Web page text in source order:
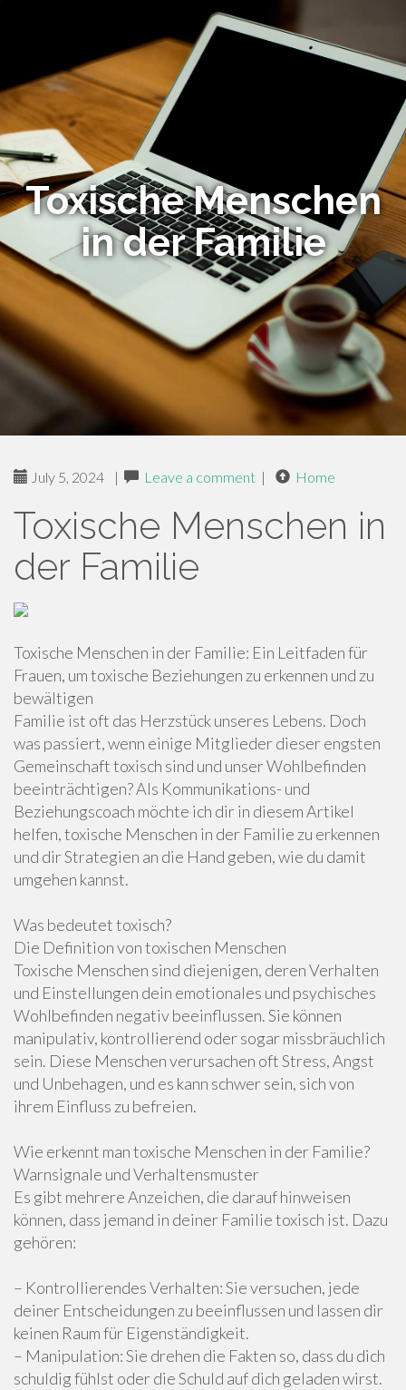
Toxische Menschen
in der Familie
July 5, 2024 | Leave a comment | Home
Toxische Menschen in
der Familie
Toxische Menschen in der Familie: Ein Leitfaden für
Frauen, um toxische Beziehungen zu erkennen und zu
bewältigen
Familie ist oft das Herzstück unseres Lebens. Doch
was passiert, wenn einige Mitglieder dieser engsten
Gemeinschaft toxisch sind und unser Wohlbefinden
beeinträchtigen? Als Kommunikations- und
Beziehungscoach möchte ich dir in diesem Artikel
helfen, toxische Menschen in der Familie zu erkennen
und dir Strategien an die Hand geben, wie du damit
umgehen kannst.
Was bedeutet toxisch?
Die Definition von toxischen Menschen
Toxische Menschen sind diejenigen, deren Verhalten
und Einstellungen dein emotionales und psychisches
Wohlbefinden negativ beeinflussen. Sie können
manipulativ, kontrollierend oder sogar missbräuchlich
sein. Diese Menschen verursachen oft Stress, Angst
und Unbehagen, und es kann schwer sein, sich von
ihrem Einfluss zu befreien.
Wie erkennt man toxische Menschen in der Familie?
Warnsignale und Verhaltensmuster
Es gibt mehrere Anzeichen, die darauf hinweisen
können, dass jemand in deiner Familie toxisch ist. Dazu
gehören:
– Kontrollierendes Verhalten: Sie versuchen, jede
deiner Entscheidungen zu beeinflussen und lassen dir
keinen Raum für Eigenständigkeit.
– Manipulation: Sie drehen die Fakten so, dass du dich
schuldig fühlst oder die Schuld auf dich geladen wirst.